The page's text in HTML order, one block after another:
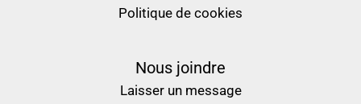
Politique de cookies
Nous joindre
Laisser un message